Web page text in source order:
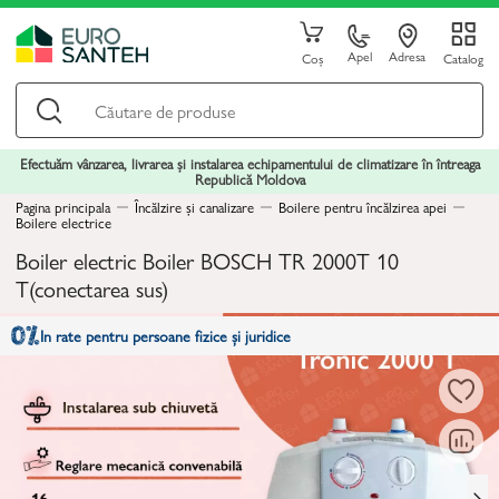
Coș Apel Adresa Catalog
Efectuăm vânzarea, livrarea și instalarea echipamentului de climatizare în întreaga
Republică Moldova
Pagina principala
Încălzire și canalizare Boilere pentru încălzirea apei
Boilere electrice
Boiler electric Boiler BOSCH TR 2000T 10
T(conectarea sus)
In rate pentru persoane fizice și juridice